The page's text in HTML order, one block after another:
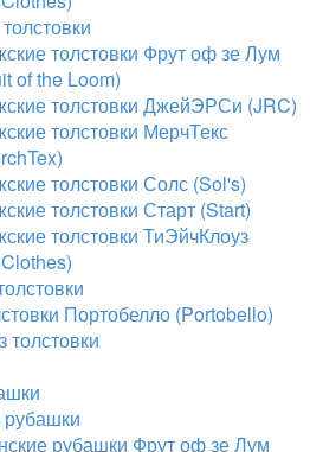
толстовки Фрут оф зе Лум
of the Loom)
толстовки ДжейЭРСи (JRC)
толстовки МерчТекс
толстовки Солс (Sol's)
толстовки Старт (Start)
толстовки ТиЭйчКлоуз
Портобелло (Portobello)
толстовки
рубашки Фрут оф зе Лум